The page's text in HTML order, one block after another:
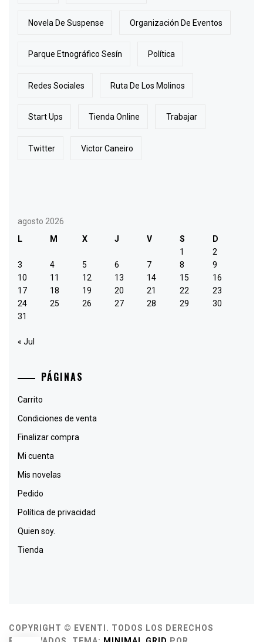
Novela De Suspense Organización De Eventos
Parque Etnográfico Sesín Política
Redes Sociales Ruta De Los Molinos
Start Ups Tienda Online Trabajar
Twitter Victor Caneiro
agosto 2026
L
M X J V S
D
1
2
3
4 5 6 7 8
9
10
11 12 13 14 15
16
17
18 19 20 21 22
23
24
25 26 27 28 29
30
31
« Jul
PÁGINAS
Carrito
Condiciones de venta
Finalizar compra
Mi cuenta
Mis novelas
Pedido
Política de privacidad
Quien soy.
Tienda
COPYRIGHT © EVENTI. TODOS LOS DERECHOS